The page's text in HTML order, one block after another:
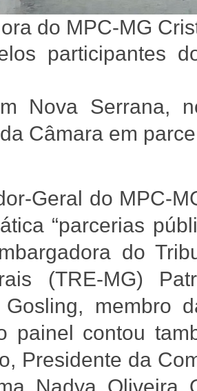
do MPC-MG
participantes
Nova Serrana,
Câmara em
Geral do MPC-
“parcerias
do
(TRE-MG)
Gosling, membro
painel contou
Presidente da
Nadya Oliveira